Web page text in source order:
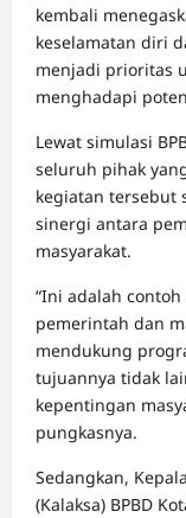
kembali
keselamatan diri
menjadi prioritas
menghadapi
Lewat simulasi
seluruh pihak
kegiatan tersebut
sinergi antara
masyarakat.
“Ini adalah
pemerintah dan
mendukung
tujuannya tidak
kepentingan
pungkasnya.
Sedangkan,
(Kalaksa) BPBD